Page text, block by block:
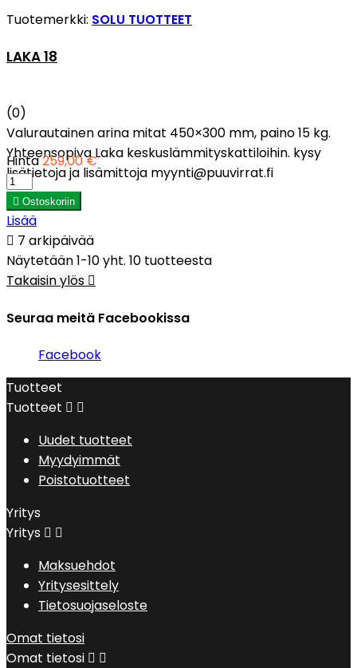
Tuotemerkki: SOLU TUOTTEET
LAKA 18
(0)
Valurautainen arina mitat 450×300 mm, paino 15 kg.
Yhteensopiva Laka keskuslämmityskattiloihin. kysy
lisätietoja ja lisämittoja myynti@puuvirrat.fi
Hinta259,00 €
 Ostoskoriin
Lisää
 7 arkipäivää
Näytetään 1-10 yht. 10 tuotteesta
Takaisin ylös 
Seuraa meitä Facebookissa
Facebook
Tuotteet
Tuotteet  
Uudet tuotteet
Myydyimmät
Poistotuotteet
Yritys
Yritys  
Maksuehdot
Yritysesittely
Tietosuojaseloste
Omat tietosi
Omat tietosi  